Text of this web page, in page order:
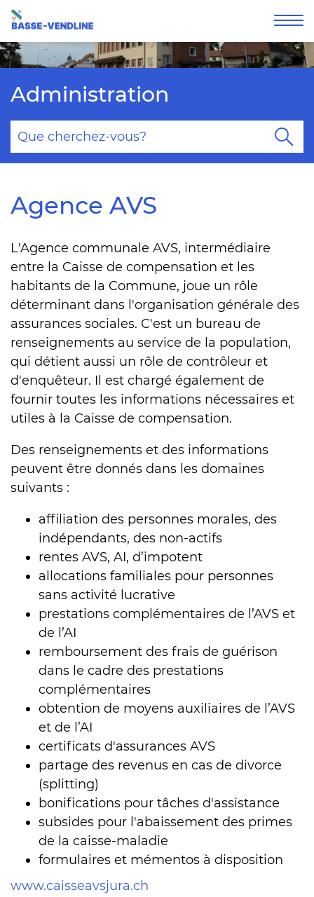
la
Administration
Mots
clés
Agence AVS
L'Agence communale AVS, intermédiaire
entre la Caisse de compensation et les
habitants de la Commune, joue un rôle
déterminant dans l'organisation générale des
assurances sociales. C'est un bureau de
renseignements au service de la population,
qui détient aussi un rôle de contrôleur et
d'enquêteur. Il est chargé également de
fournir toutes les informations nécessaires et
utiles à la Caisse de compensation.
Des renseignements et des informations
peuvent être donnés dans les domaines
suivants :
affiliation des personnes morales, des
indépendants, des non-actifs
rentes AVS, AI, d’impotent
allocations familiales pour personnes
sans activité lucrative
prestations complémentaires de l’AVS et
de l’AI
remboursement des frais de guérison
dans le cadre des prestations
complémentaires
obtention de moyens auxiliaires de l’AVS
et de l’AI
certificats d'assurances AVS
partage des revenus en cas de divorce
(splitting)
bonifications pour tâches d'assistance
subsides pour l'abaissement des primes
de la caisse-maladie
formulaires et mémentos à disposition
www.caisseavsjura.ch